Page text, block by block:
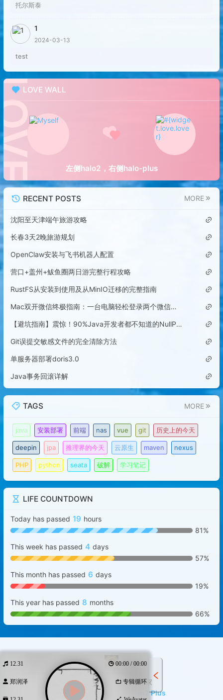
托尔斯泰
1
2024-03-13
test
LOVE WALL
左侧halo2，右侧halo-plus
RECENT POSTS MORE
沈阳至天津端午旅游攻略
长春3天2晚旅游规划
OpenClaw安装与飞书机器人配置
营口+盖州+鲅鱼圈两日游完整行程攻略
RustFS从安装到使用及从MinIO迁移的完整指南
Mac双开微信终极指南：一台电脑轻松登录两个微信账号
【避坑指南】震惊！90%Java开发者都不知道的NullPointerException隐藏陷阱
Git误提交敏感文件的完全清除方法
单服务器部署doris3.0
Java事务回滚详解
TAGS MORE
java 安装部署 前端 nas vue git 历史上的今天
deepin jpa 推理界的今天 云原生 maven nexus
PHP python seata 破解 学习笔记
LIFE COUNTDOWN
Today has passed 19 hours
81%
This week has passed 4 days
57%
This month has passed 6 days
19%
This year has passed 8 months
66%
© 2021-2026
龙儿之家
Powered by Halo
Dream2 Plus
12.31 00:00 / 00:00
郑润泽 专辑循环